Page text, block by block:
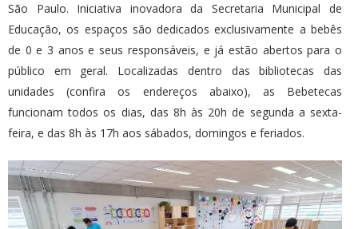
São Paulo. Iniciativa inovadora da Secretaria Municipal de
Educação, os espaços são dedicados exclusivamente a bebês
de 0 e 3 anos e seus responsáveis, e já estão abertos para o
público em geral. Localizadas dentro das bibliotecas das
unidades (confira os endereços abaixo), as Bebetecas
funcionam todos os dias, das 8h às 20h de segunda a sexta-
feira, e das 8h às 17h aos sábados, domingos e feriados.